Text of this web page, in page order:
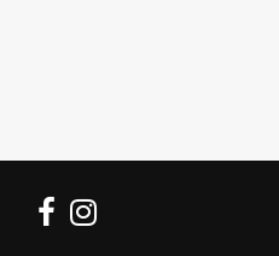
Facebook
Instagram